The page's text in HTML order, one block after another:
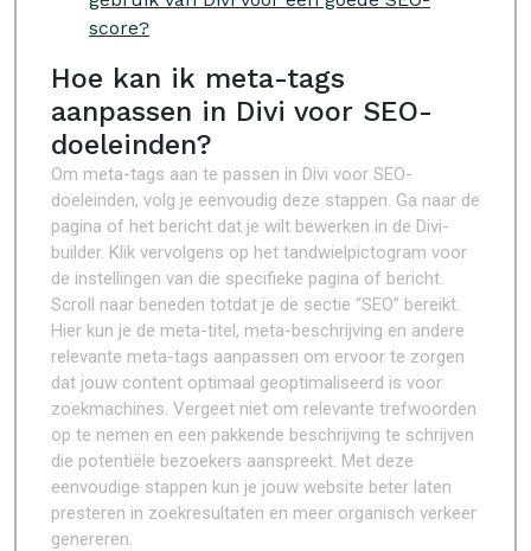
score?
Hoe kan ik meta-tags
aanpassen in Divi voor SEO-
doeleinden?
Om meta-tags aan te passen in Divi voor SEO-
doeleinden, volg je eenvoudig deze stappen. Ga naar de
pagina of het bericht dat je wilt bewerken in de Divi-
builder. Klik vervolgens op het tandwielpictogram voor
de instellingen van die specifieke pagina of bericht.
Scroll naar beneden totdat je de sectie “SEO” bereikt.
Hier kun je de meta-titel, meta-beschrijving en andere
relevante meta-tags aanpassen om ervoor te zorgen
dat jouw content optimaal geoptimaliseerd is voor
zoekmachines. Vergeet niet om relevante trefwoorden
op te nemen en een pakkende beschrijving te schrijven
die potentiële bezoekers aanspreekt. Met deze
eenvoudige stappen kun je jouw website beter laten
presteren in zoekresultaten en meer organisch verkeer
genereren.